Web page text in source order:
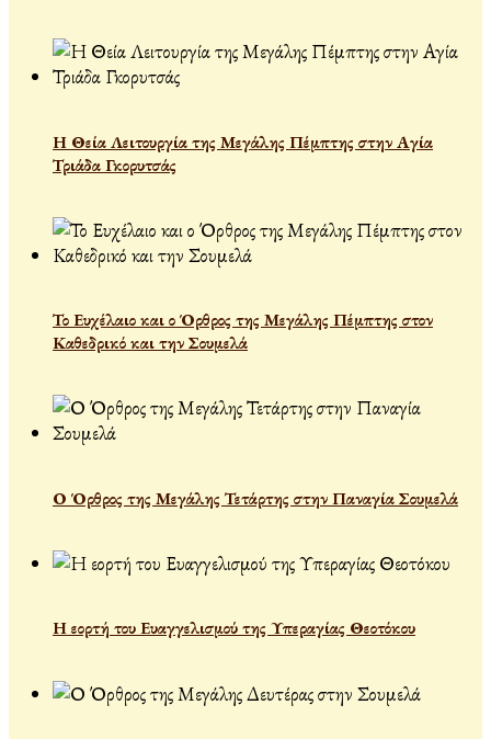
Η Θεία Λειτουργία της Μεγάλης Πέμπτης στην Αγία
Τριάδα Γκορυτσάς
Το Ευχέλαιο και ο Όρθρος της Μεγάλης Πέμπτης στον
Καθεδρικό και την Σουμελά
Ο Όρθρος της Μεγάλης Τετάρτης στην Παναγία Σουμελά
Η εορτή του Ευαγγελισμού της Υπεραγίας Θεοτόκου